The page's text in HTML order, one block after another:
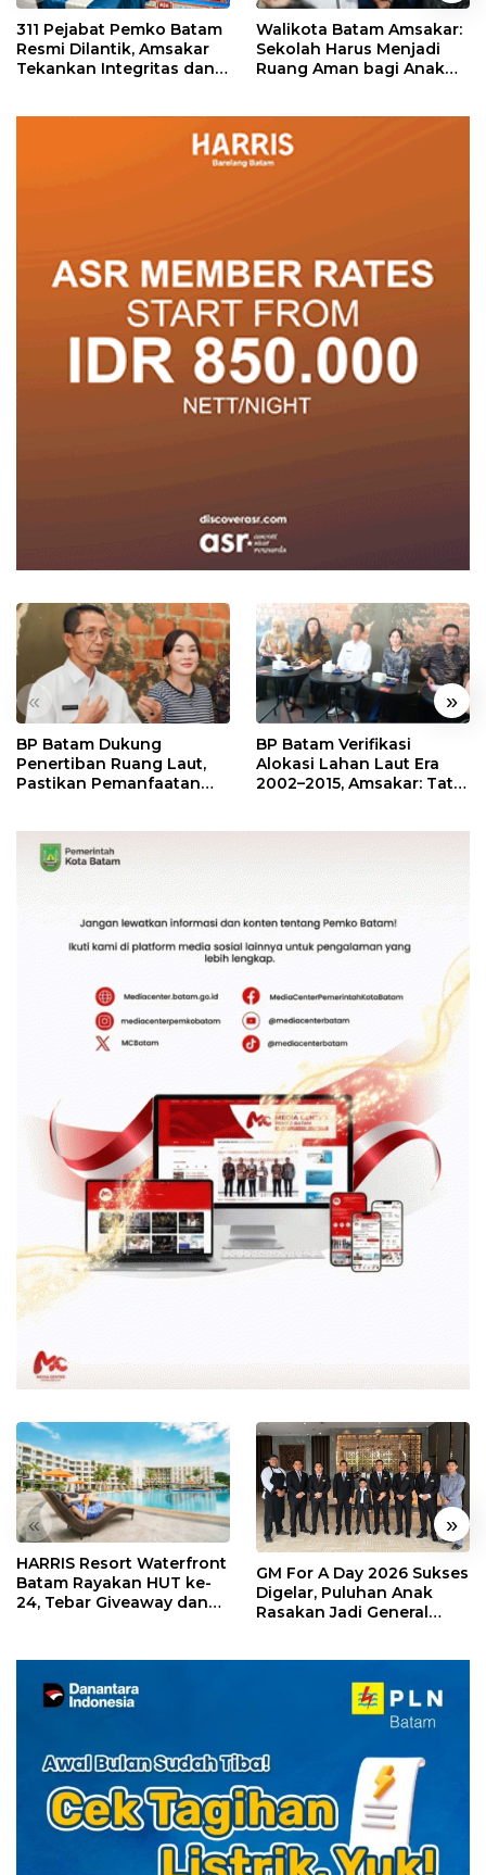
311 Pejabat Pemko Batam
Resmi Dilantik, Amsakar
Tekankan Integritas dan
Walikota Batam Amsakar:
Sekolah Harus Menjadi
Ruang Aman bagi Anak
« »
BP Batam Dukung
Penertiban Ruang Laut,
Pastikan Pemanfaatan
BP Batam Verifikasi
Alokasi Lahan Laut Era
2002–2015, Amsakar: Tata
« »
HARRIS Resort Waterfront
Batam Rayakan HUT ke-
24, Tebar Giveaway dan
GM For A Day 2026 Sukses
Digelar, Puluhan Anak
Rasakan Jadi General